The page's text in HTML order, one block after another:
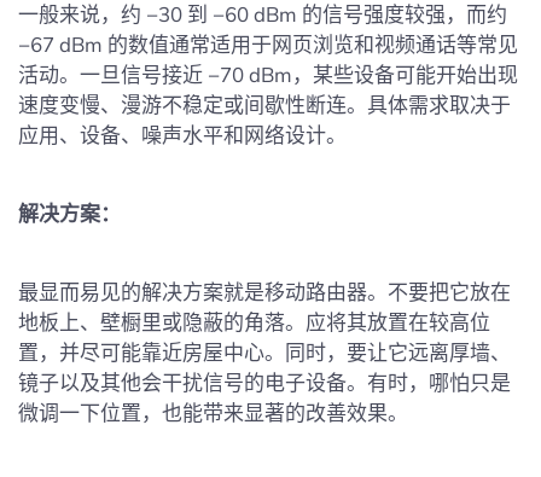
一般来说，约 −30 到 −60 dBm 的信号强度较强，而约
−67 dBm 的数值通常适用于网页浏览和视频通话等常见
活动。一旦信号接近 −70 dBm，某些设备可能开始出现
速度变慢、漫游不稳定或间歇性断连。具体需求取决于
应用、设备、噪声水平和网络设计。
解决方案：
最显而易见的解决方案就是移动路由器。不要把它放在
地板上、壁橱里或隐蔽的角落。应将其放置在较高位
置，并尽可能靠近房屋中心。同时，要让它远离厚墙、
镜子以及其他会干扰信号的电子设备。有时，哪怕只是
微调一下位置，也能带来显著的改善效果。